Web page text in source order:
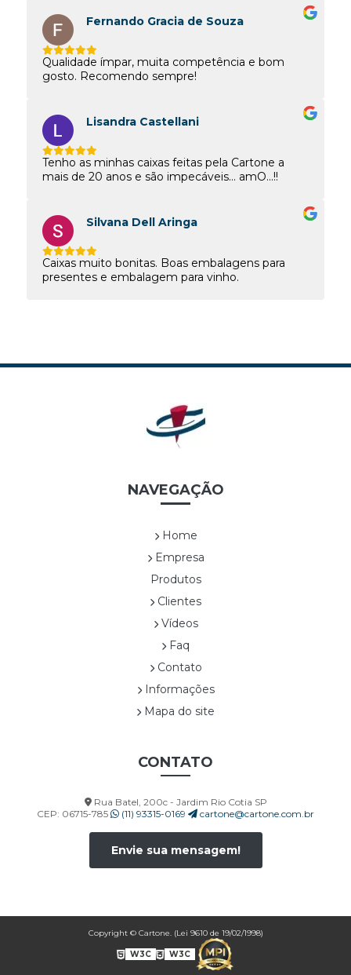
Fernando Gracia de Souza
Qualidade ímpar, muita competência e bom
gosto. Recomendo sempre!
Lisandra Castellani
Tenho as minhas caixas feitas pela Cartone a
mais de 20 anos e são impecáveis... amO...!!
Silvana Dell Aringa
Caixas muito bonitas. Boas embalagens para
presentes e embalagem para vinho.
NAVEGAÇÃO
Home
Empresa
Produtos
Clientes
Vídeos
Faq
Contato
Informações
Mapa do site
CONTATO
Rua Batel, 200c - Jardim Rio Cotia SP
CEP: 06715-785
(11) 93315-0169 cartone@cartone.com.br
Envie sua mensagem!
Copyright © Cartone. (Lei 9610 de 19/02/1998)
W3C W3C